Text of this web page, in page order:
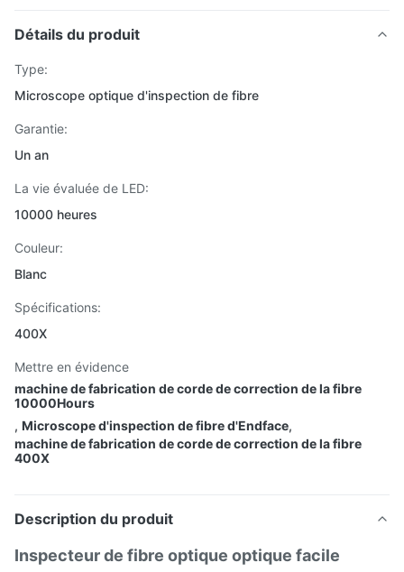
Détails du produit
Type:
Microscope optique d'inspection de fibre
Garantie:
Un an
La vie évaluée de LED:
10000 heures
Couleur:
Blanc
Spécifications:
400X
Mettre en évidence
machine de fabrication de corde de correction de la fibre
10000Hours
, Microscope d'inspection de fibre d'Endface,
machine de fabrication de corde de correction de la fibre
400X
Description du produit
Inspecteur de fibre optique optique facile